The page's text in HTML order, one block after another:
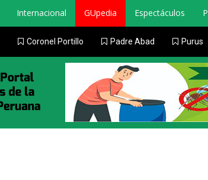
Internacional GUpedia Espectáculos
Coronel Portillo Padre Abad Purus